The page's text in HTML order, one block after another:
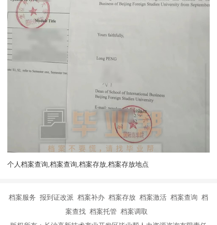
个人档案查询,档案查询,档案存放,档案存放地点
档案服务 报到证改派 档案补办 档案存放 档案激活 档案查询 档
案查找 档案托管 档案调取